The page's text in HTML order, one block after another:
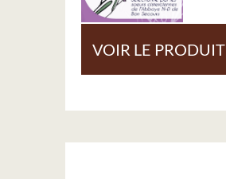
VOIR LE PRODUIT